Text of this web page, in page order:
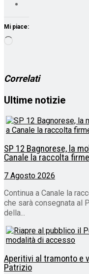
Mi piace:
Correlati
Ultime notizie
SP 12 Bagnorese, la
Canale la raccolta
7 Agosto 2026
Continua a Canale la
che sarà consegnata al
della...
Aperitivi al tramonto e
Patrizio